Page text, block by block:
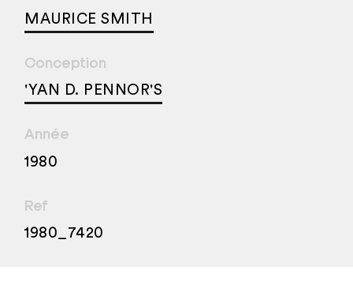
MAURICE SMITH
Conception
'YAN D. PENNOR'S
Année
1980
Ref
1980_7420